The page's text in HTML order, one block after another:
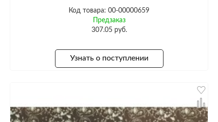
Код товара: 00-00000659
Предзаказ
307.05 руб.
Узнать о поступлении